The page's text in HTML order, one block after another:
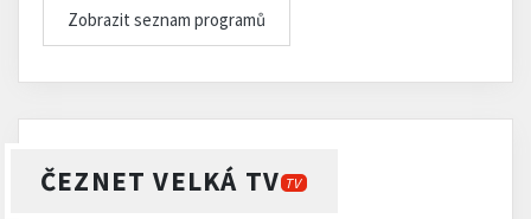
Zobrazit seznam programů
ČEZNET VELKÁ TV TV